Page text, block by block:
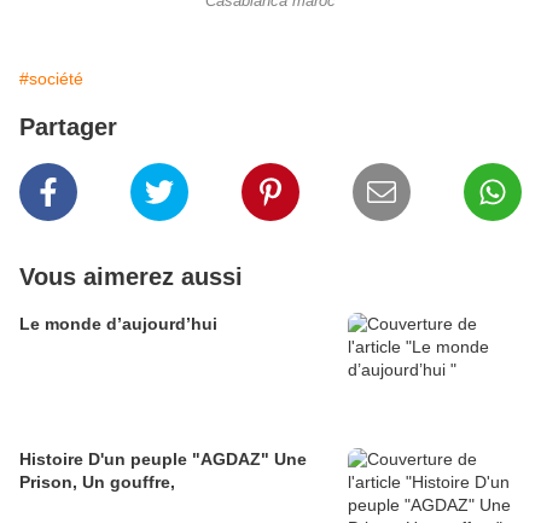
#société
Partager
Vous aimerez aussi
Le monde d’aujourd’hui
Histoire D'un peuple "AGDAZ" Une
Prison, Un gouffre,